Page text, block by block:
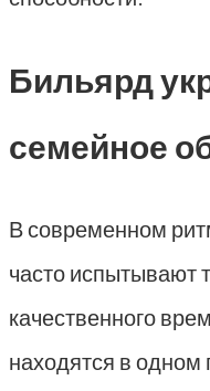
Бильярд
семейное
В современном
часто испытывают
качественного
находятся в одном